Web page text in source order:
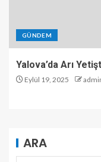
GÜNDEM
Yalova’da Arı
Eylül 19, 2025
ARA